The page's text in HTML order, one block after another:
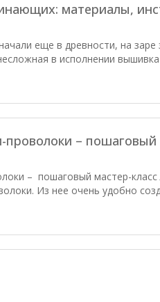
материалы,
еще в древности, на
в исполнении вышивка
– пошаговый
– пошаговый мастер-
Из нее очень удобно